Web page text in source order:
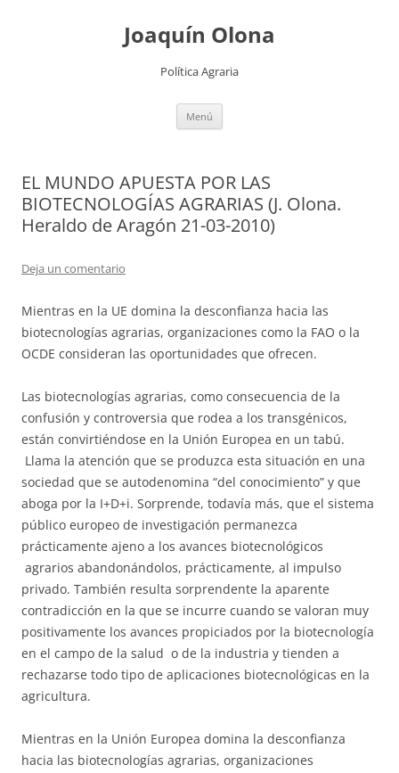
Joaquín Olona
Política Agraria
Menú
EL MUNDO APUESTA POR LAS
BIOTECNOLOGÍAS AGRARIAS (J. Olona.
Heraldo de Aragón 21-03-2010)
Deja un comentario
Mientras en la UE domina la desconfianza hacia las
biotecnologías agrarias, organizaciones como la FAO o la
OCDE consideran las oportunidades que ofrecen.
Las biotecnologías agrarias, como consecuencia de la
confusión y controversia que rodea a los transgénicos,
están convirtiéndose en la Unión Europea en un tabú.
Llama la atención que se produzca esta situación en una
sociedad que se autodenomina “del conocimiento” y que
aboga por la I+D+i. Sorprende, todavía más, que el sistema
público europeo de investigación permanezca
prácticamente ajeno a los avances biotecnológicos
agrarios abandonándolos, prácticamente, al impulso
privado. También resulta sorprendente la aparente
contradicción en la que se incurre cuando se valoran muy
positivamente los avances propiciados por la biotecnología
en el campo de la salud o de la industria y tienden a
rechazarse todo tipo de aplicaciones biotecnológicas en la
agricultura.
Mientras en la Unión Europea domina la desconfianza
hacia las biotecnologías agrarias, organizaciones